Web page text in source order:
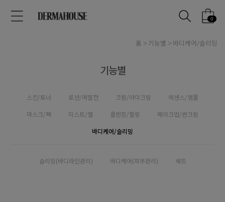
0
홈 기능별 바디케어/슬리밍
기능별
스킨/토너 로션/에멀젼 크림/아이크림
에센스/앰플
마스크/팩
미스트/젤 클렌징/필링
메이크업/썬크림
바디케어/슬리밍
슬리밍(바디라인관리) 바디케어(피부관리) 세트